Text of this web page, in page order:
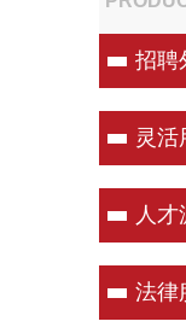
招聘
灵活
人才
法律